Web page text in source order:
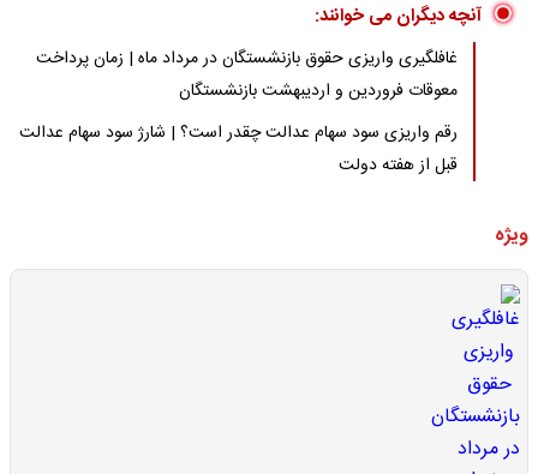
آنچه دیگران می خوانند:
غافلگیری واریزی حقوق بازنشستگان در مرداد ماه | زمان پرداخت
معوقات فروردین و اردیبهشت بازنشستگان
رقم واریزی سود سهام عدالت چقدر است؟ | شارژ سود سهام عدالت
قبل از هفته دولت
ویژه